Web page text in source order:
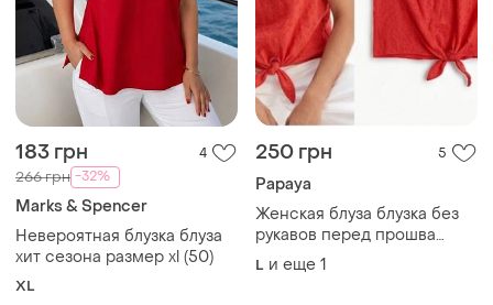
183 грн 4
266 грн -32%
Marks & Spencer
Невероятная блузка блуза
хит сезона размер xl (50)
XL
250 грн 5
Papaya
Женская блуза блузка без
рукавов перед прошва
хлопок насыщенный
караловый papaya
L и еще 1